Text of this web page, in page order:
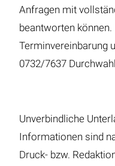
Anfragen mit
beantworten
Terminvereinbarung
0732/7637
Unverbindliche
Informationen sind
Druck- bzw.